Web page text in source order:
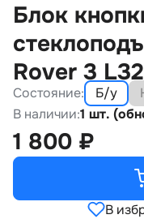
Блок
Rover 3
Состояние: Б/у
В наличии:1 шт.
1 800 ₽
В